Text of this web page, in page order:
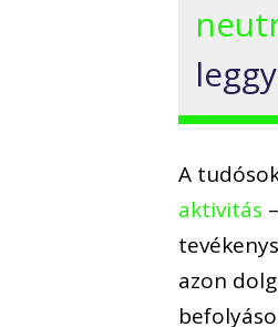
A
aktivitás
azon